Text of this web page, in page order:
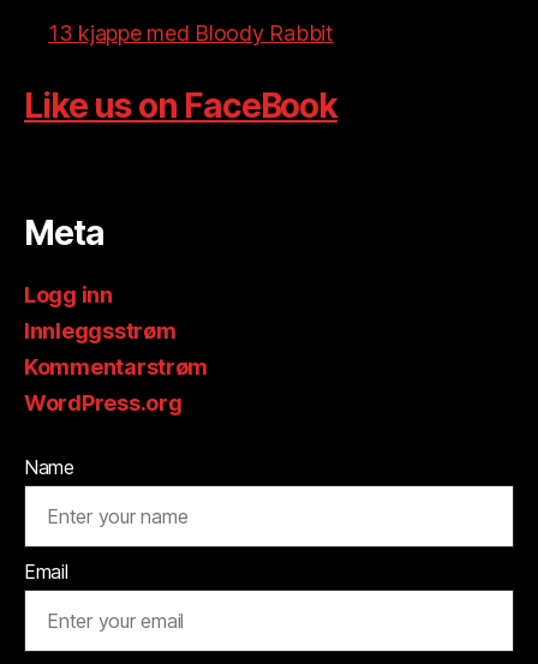
13 kjappe med Bloody Rabbit
Like us on FaceBook
Meta
Logg inn
Innleggsstrøm
Kommentarstrøm
WordPress.org
Name
Email